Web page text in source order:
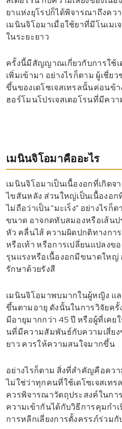
ยาแห่งยุโรปก็ได้พิจารณาถึงคว
เมนินจิโอมาเมื่อใช้ยาที่มีโนเม
ในระยะยาว
ครั้งนี้มีสัญญาณเกี่ยวกับการใช้เ
เพิ่มเข้ามา อย่างไรก็ตาม ผู้เชี่ย
ขึ้นของเดโซเจสเทรลนั้นค่อนข้า
ฮอร์โมนโปรเจสเตอโรนที่มีคว
เมนินจิโอมาคืออะไร
เมนินจิโอมาเป็นเนื้องอกที่เกิดจ
ไขสันหลัง ส่วนใหญ่เป็นเนื้องอก
ไม่ถือว่าเป็น "มะเร็ง" อย่างไรก็
ขนาด อาจกดทับสมองหรือเส้น
หัว คลื่นไส้ ความผิดปกติทางกา
หรือเท้า หรือการเปลี่ยนแปลงข
รุนแรงหรือเนื้องอกมีขนาดใหญ่
รักษาด้วยรังสี
เมนินจิโอมาพบมากในผู้หญิง แ
ขึ้นตามอายุ ดังนั้นในการวิจัยค
มีอายุมากกว่า 45 ปี หรือผู้ที่เคย
นที่มีความสัมพันธ์กับความเสี่ยง
ยาว ควรให้ความสนใจมากขึ้น
อย่างไรก็ตาม สิ่งที่สำคัญคือควา
ไม่ใช่ว่าทุกคนที่ใช้เดโซเจสเท
ควรพิจารณาวัตถุประสงค์ในกา
ความเข้ากันได้กับวิธีการคุมกำ
การหลีกเลี่ยงการตั้งครรภ์ร่วม